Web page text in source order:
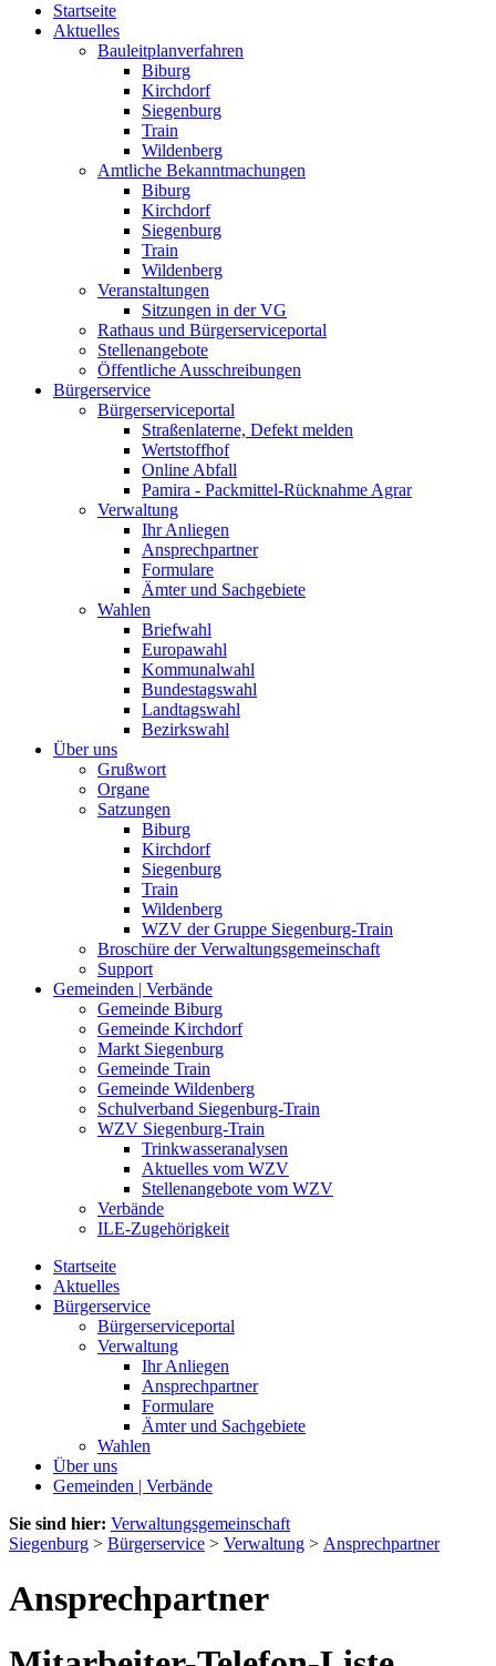
Startseite
Aktuelles
Bauleitplanverfahren
Biburg
Kirchdorf
Siegenburg
Train
Wildenberg
Amtliche Bekanntmachungen
Biburg
Kirchdorf
Siegenburg
Train
Wildenberg
Veranstaltungen
Sitzungen in der VG
Rathaus und Bürgerserviceportal
Stellenangebote
Öffentliche Ausschreibungen
Bürgerservice
Bürgerserviceportal
Straßenlaterne, Defekt melden
Wertstoffhof
Online Abfall
Pamira - Packmittel-Rücknahme Agrar
Verwaltung
Ihr Anliegen
Ansprechpartner
Formulare
Ämter und Sachgebiete
Wahlen
Briefwahl
Europawahl
Kommunalwahl
Bundestagswahl
Landtagswahl
Bezirkswahl
Über uns
Grußwort
Organe
Satzungen
Biburg
Kirchdorf
Siegenburg
Train
Wildenberg
WZV der Gruppe Siegenburg-Train
Broschüre der Verwaltungsgemeinschaft
Support
Gemeinden | Verbände
Gemeinde Biburg
Gemeinde Kirchdorf
Markt Siegenburg
Gemeinde Train
Gemeinde Wildenberg
Schulverband Siegenburg-Train
WZV Siegenburg-Train
Trinkwasseranalysen
Aktuelles vom WZV
Stellenangebote vom WZV
Verbände
ILE-Zugehörigkeit
Startseite
Aktuelles
Bürgerservice
Bürgerserviceportal
Verwaltung
Ihr Anliegen
Ansprechpartner
Formulare
Ämter und Sachgebiete
Wahlen
Über uns
Gemeinden | Verbände
Sie sind hier: Verwaltungsgemeinschaft
Siegenburg > Bürgerservice > Verwaltung > Ansprechpartner
Ansprechpartner